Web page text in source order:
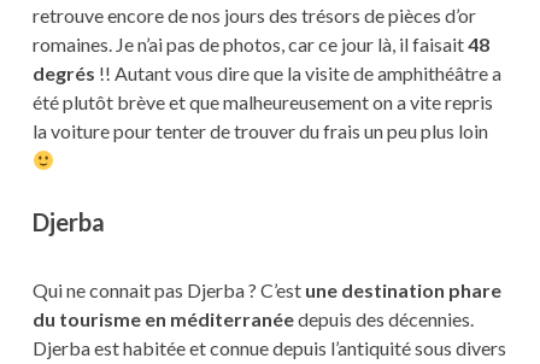
retrouve encore de nos jours des trésors de pièces d’or
romaines. Je n’ai pas de photos, car ce jour là, il faisait48
degrés !! Autant vous dire que la visite de amphithéâtre a
été plutôt brève et que malheureusement on a vite repris
la voiture pour tenter de trouver du frais un peu plus loin
Djerba
Qui ne connait pas Djerba ? C’est une destination phare
du tourisme en méditerranéedepuis des décennies.
Djerba est habitée et connue depuis l’antiquité sous divers